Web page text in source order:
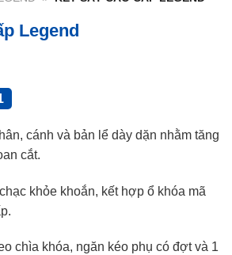
Legend
cánh và bản lể dày dặn nhằm tăng
cắt.
khỏe khoắn, kết hợp ổ khóa mã
chìa khóa, ngăn kéo phụ có đợt và 1